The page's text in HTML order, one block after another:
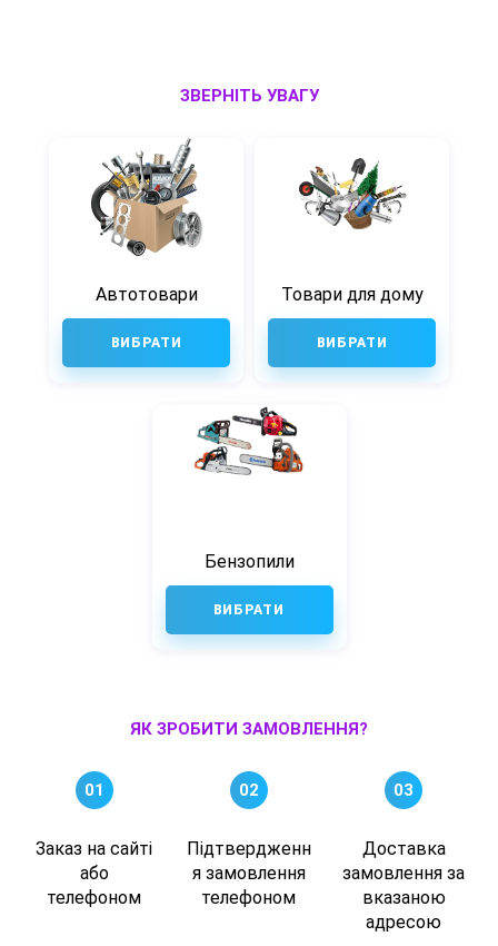
ЗВЕРНІТЬ УВАГУ
Автотовари
ВИБРАТИ
Товари для дому
ВИБРАТИ
Бензопили
ВИБРАТИ
ЯК ЗРОБИТИ ЗАМОВЛЕННЯ?
01
Заказ на сайті
або
телефоном
02
Підтвердженн
я замовлення
телефоном
03
Доставка
замовлення за
вказаною
адресою